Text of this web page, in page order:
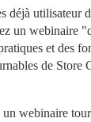
déjà utilisateur
un webinaire
et des
de Store
webinaire